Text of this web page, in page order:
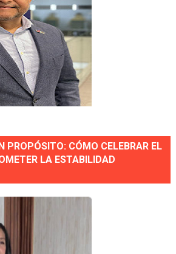
PROPÓSITO: CÓMO CELEBRAR EL
LA ESTABILIDAD